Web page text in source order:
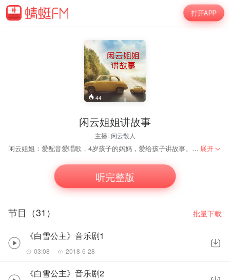
打开APP
44
闲云姐姐讲故事
主播: 闲云散人
闲云姐姐：爱配音爱唱歌，4岁孩子的妈妈，爱给孩子讲故事。 欢迎添加闲云的个人威信：hymarwudi 公号：闲云姐姐讲故事 故事由闲云姐姐改编自格林童话《白雪公主》，删去了原版中的血腥情节，加入了更多的童真与爱。 喜欢的亲们，欢迎留言、订阅和分享哦，你们的支持是我最大的鼓励！ 故事里融入了多首经典曲目——贝多芬的《欢乐颂》、比才的《卡门》、柴可夫斯基的《花之圆舞曲》等，小朋友们在听故事的同时，还能聆听西方经典古典乐曲，感受音乐的魅力。 展开
听完整版
节目（31） 批量下载
《白雪公主》音乐剧1
03:08 2018-6-28
《白雪公主》音乐剧2